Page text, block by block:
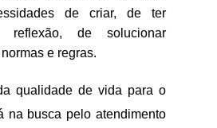
de criar, de ter
reflexão, de solucionar
e regras.
qualidade de vida para o
na busca pelo atendimento